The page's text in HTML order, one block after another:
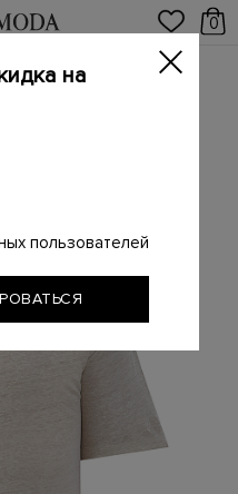
0
/ Футболки
с вышитым логотипом
на
пользователей